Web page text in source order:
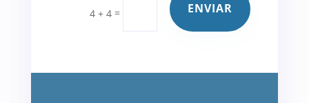
4 + 4 = ENVIAR